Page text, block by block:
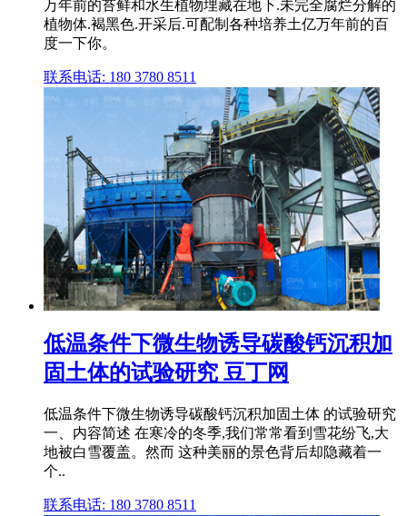
万年前的苔鲜和水生植物埋藏在地下.未完全腐烂分解的
植物体.褐黑色.开采后.可配制各种培养土亿万年前的百
度一下你。
联系电话: 180 3780 8511
低温条件下微生物诱导碳酸钙沉积加
固土体的试验研究 豆丁网
低温条件下微生物诱导碳酸钙沉积加固土体 的试验研究
一、内容简述 在寒冷的冬季,我们常常看到雪花纷飞,大
地被白雪覆盖。然而 这种美丽的景色背后却隐藏着一
个..
联系电话: 180 3780 8511